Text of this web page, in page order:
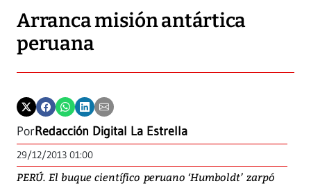
Arranca misión antártica
peruana
PorRedacción Digital La Estrella
29/12/2013 01:00
PERÚ. El buque científico peruano ‘Humboldt’ zarpó